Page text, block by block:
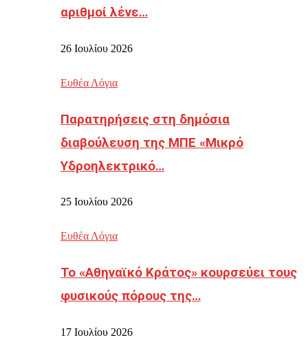
αριθμοί λένε…
26 Ιουλίου 2026
Ευθέα Λόγια
Παρατηρήσεις στη δημόσια
διαβούλευση της ΜΠΕ «Μικρό
Υδροηλεκτρικό…
25 Ιουλίου 2026
Ευθέα Λόγια
Το «Αθηναϊκό Κράτος» κουρσεύει τους
φυσικούς πόρους της…
17 Ιουλίου 2026